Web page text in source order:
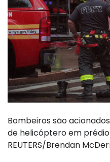
Bombeiros são
de helicóptero em
REUTERS/Brendan